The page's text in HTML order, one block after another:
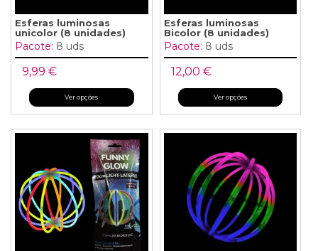
Esferas luminosas
unicolor (8 unidades)
Pacote: 8 uds
9,99 €
Ver opções
Esferas luminosas
Bicolor (8 unidades)
Pacote: 8 uds
12,00 €
Ver opções